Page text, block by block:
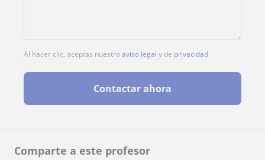
Comparte a este profesor
Al hacer clic, aceptas nuestroaviso legal y de privacidad
Contactar ahora